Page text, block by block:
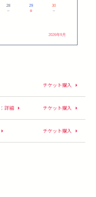
28
－
29
○
30
－
2026年9月
チケット購入
：詳細 チケット購入
チケット購入